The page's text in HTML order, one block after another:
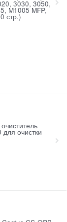
3030, 3050,
M1005 MFP,
стр.)
очистки